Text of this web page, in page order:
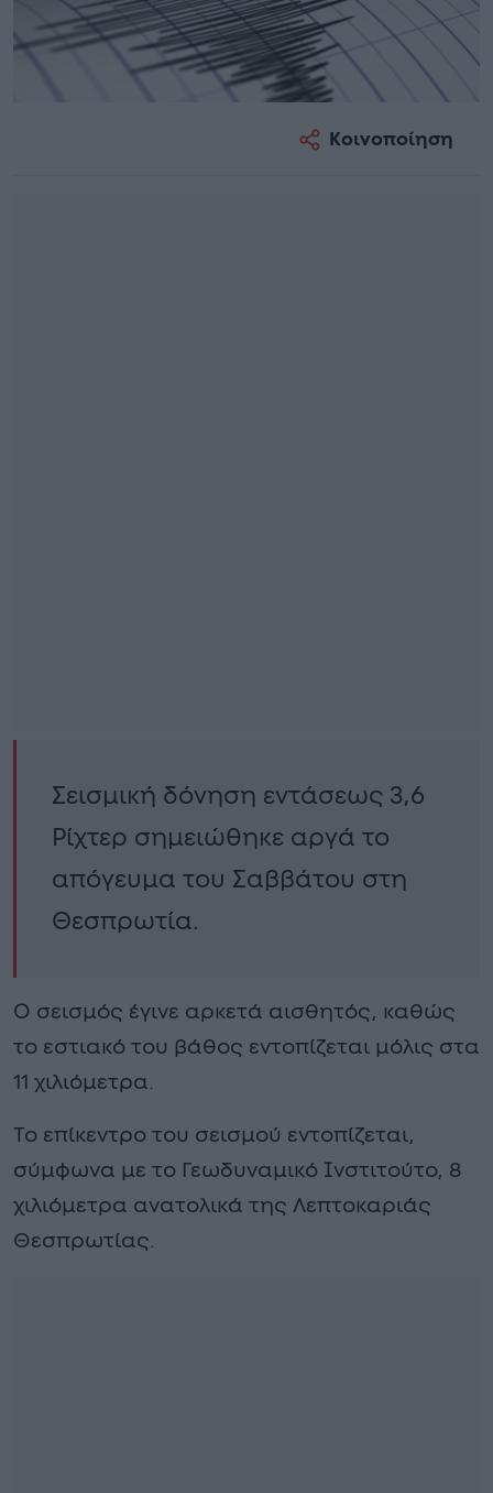
Κοινοποίηση
Σεισμική δόνηση εντάσεως 3,6
Ρίχτερ σημειώθηκε αργά το
απόγευμα του Σαββάτου στη
Θεσπρωτία.
Ο σεισμός έγινε αρκετά αισθητός, καθώς
το εστιακό του βάθος εντοπίζεται μόλις στα
11 χιλιόμετρα.
Το επίκεντρο του σεισμού εντοπίζεται,
σύμφωνα με το Γεωδυναμικό Ινστιτούτο, 8
χιλιόμετρα ανατολικά της Λεπτοκαριάς
Θεσπρωτίας.